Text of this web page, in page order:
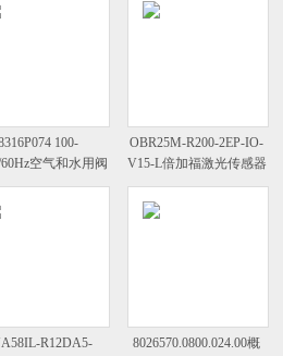
100-
空气和水用阀
阿斯卡电磁阀
OBR25M-R200-2EP-IO-
V15-L倍加福激光传感器
参数及特点
R12DA5-
8026570.0800.024.00概